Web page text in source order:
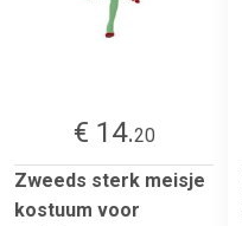
€ 14.20
Zweeds sterk meisje
kostuum voor